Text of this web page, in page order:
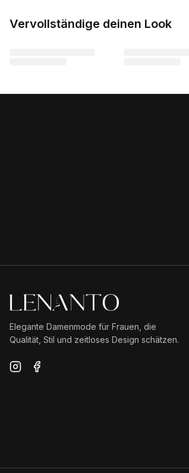
Vervollständige deinen Look
Elegante Damenmode für Frauen, die
Qualität, Stil und zeitloses Design schätzen.